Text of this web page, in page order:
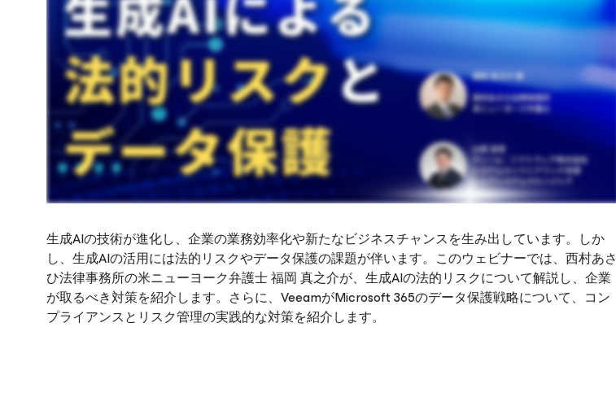
オンラインセミナーをご覧になるには、ご登録をお願いします
生成AIの技術が進化し、企業の業務効率化や新たなビジネスチャンスを生み出しています。しか
し、生成AIの活用には法的リスクやデータ保護の課題が伴います。このウェビナーでは、西村あさ
ひ法律事務所の米ニューヨーク弁護士 福岡 真之介が、生成AIの法的リスクについて解説し、企業
が取るべき対策を紹介します。さらに、VeeamがMicrosoft 365のデータ保護戦略について、コン
プライアンスとリスク管理の実践的な対策を紹介します。